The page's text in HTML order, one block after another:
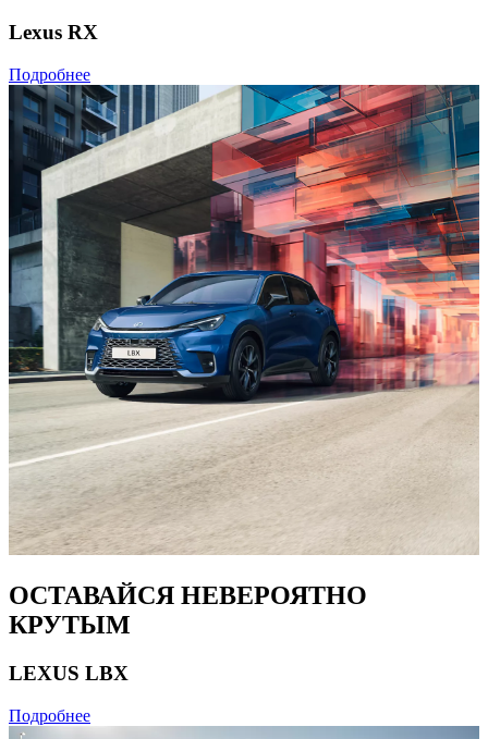
Lexus RX
Подробнее
ОСТАВАЙСЯ НЕВЕРОЯТНО
КРУТЫМ
LEXUS LBX
Подробнее